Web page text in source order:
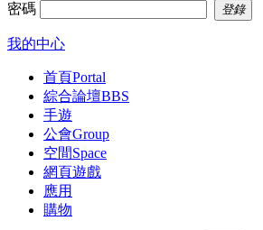
密碼 登錄
我的中心
首頁Portal
綜合論壇BBS
手遊
公會Group
空間Space
網頁遊戲
應用
購物